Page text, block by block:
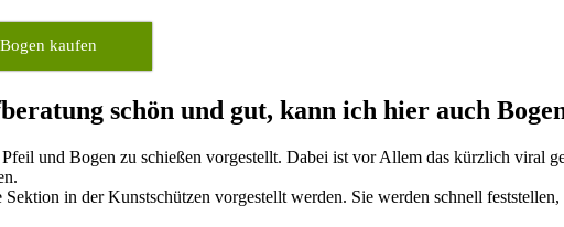
Bogen kaufen
schön und gut, kann ich hier auch
und Bogen zu schießen vorgestellt. Dabei ist vor Allem das kürzlich viral
in der Kunstschützen vorgestellt werden. Sie werden schnell